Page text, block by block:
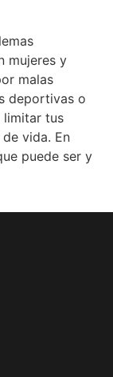
mujeres y
malas
deportivas o
limitar tus
vida. En
puede ser y